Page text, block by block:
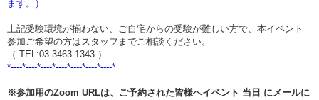
ます。）
上記受験環境が揃わない、ご自宅からの受験が難しい方で、本イベント
参加ご希望の方はスタッフまでご相談ください。
（ TEL:03-3463-1343 ）
*----*----*----*----*----*----*----*
※参加用のZoom URLは、ご予約された皆様へイベント 当日 にメールに